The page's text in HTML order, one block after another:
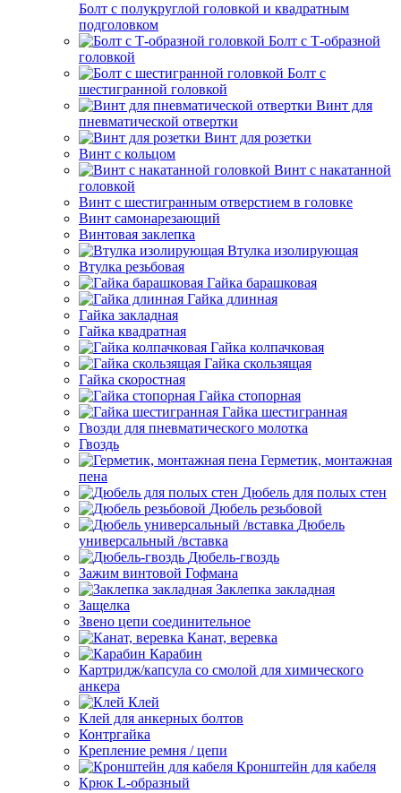
Болт с полукруглой головкой и квадратным
подголовком
Болт с Т-образной
головкой
Болт с
шестигранной головкой
Винт для
пневматической отвертки
Винт для розетки
Винт с кольцом
Винт с накатанной
головкой
Винт с шестигранным отверстием в головке
Винт самонарезающий
Винтовая заклепка
Втулка изолирующая
Втулка резьбовая
Гайка барашковая
Гайка длинная
Гайка закладная
Гайка квадратная
Гайка колпачковая
Гайка скользящая
Гайка скоростная
Гайка стопорная
Гайка шестигранная
Гвозди для пневматического молотка
Гвоздь
Герметик, монтажная
пена
Дюбель для полых стен
Дюбель резьбовой
Дюбель
универсальный /вставка
Дюбель-гвоздь
Зажим винтовой Гофмана
Заклепка закладная
Защелка
Звено цепи соединительное
Канат, веревка
Карабин
Картридж/капсула со смолой для химического
анкера
Клей
Клей для анкерных болтов
Контргайка
Крепление ремня / цепи
Кронштейн для кабеля
Крюк L-образный